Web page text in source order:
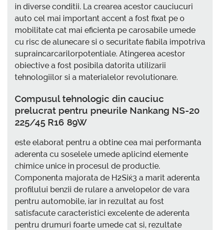
in diverse conditii. La crearea acestor cauciucuri
auto cel mai important accent a fost fixat pe o
mobilitate cat mai eficienta pe carosabile umede
cu risc de alunecare si o securitate fiabila impotriva
supraincarcarilorpotentiale. Atingerea acestor
obiective a fost posibila datorita utilizarii
tehnologiilor si a materialelor revolutionare.
Compusul tehnologic din cauciuc
prelucrat pentru pneurile Nankang NS-20
225/45 R16 89W
este elaborat pentru a obtine cea mai performanta
aderenta cu soselele umede aplicind elemente
chimice unice in procesul de productie.
Componenta majorata de H2Siќ3 a marit aderenta
profilului benzii de rulare a anvelopelor de vara
pentru automobile, iar in rezultat au fost
satisfacute caracteristici excelente de aderenta
pentru drumuri foarte umede cat si, rezultate